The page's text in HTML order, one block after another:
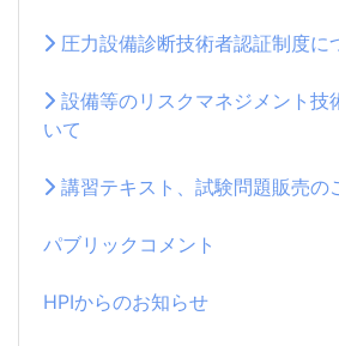
圧力設備診断技術者認証制度に
設備等のリスクマネジメント技
いて
講習テキスト、試験問題販売の
パブリックコメント
HPIからのお知らせ